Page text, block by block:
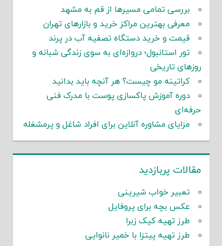
بررسی تمامی مسیرها از قم به مشهد
معرفی بهترین مراکز خرید و بازارهای تهران
قیمت و خرید دستگاه تصفیه آب در پرند
تور استانبول؛ دروازه‌ای به سوی زندگی شبانه و
روزهای تاریخی
کراتینه مو چیست؟ هر آنچه باید بدانید
دوره آموزش پاکسازی پوست با مدرک فنی
حرفه‌ای
مزایای مشاوره آنلاین برای افراد شاغل و پرمشغله
مقالات پربازدید
تعبیر خواب شیرینی
عکس بچه برای پروفایل
طرز تهیه کیک زبرا
طرز تهیه پیتزا با خمیر نانوایی